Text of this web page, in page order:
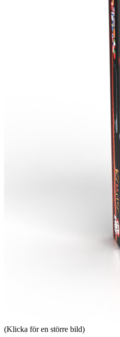
(Klicka för en större bild)